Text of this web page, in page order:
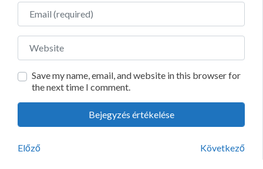
Email
Website
Save my name, email, and website in this browser for
the next time I comment.
Előző Következő